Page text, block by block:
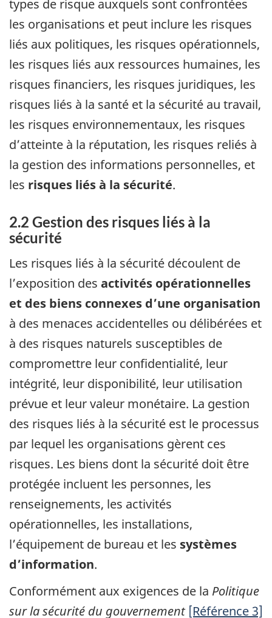
types de risque auxquels sont confrontées
les organisations et peut inclure les risques
liés aux politiques, les risques opérationnels,
les risques liés aux ressources humaines, les
risques financiers, les risques juridiques, les
risques liés à la santé et la sécurité au travail,
les risques environnementaux, les risques
d’atteinte à la réputation, les risques reliés à
la gestion des informations personnelles, et
les risques liés à la sécurité.
2.2 Gestion des risques liés à la
sécurité
Les risques liés à la sécurité découlent de
l’exposition des activités opérationnelles
et des biens connexes d’une organisation
à des menaces accidentelles ou délibérées et
à des risques naturels susceptibles de
compromettre leur confidentialité, leur
intégrité, leur disponibilité, leur utilisation
prévue et leur valeur monétaire. La gestion
des risques liés à la sécurité est le processus
par lequel les organisations gèrent ces
risques. Les biens dont la sécurité doit être
protégée incluent les personnes, les
renseignements, les activités
opérationnelles, les installations,
l’équipement de bureau et les systèmes
d’information.
Conformément aux exigences de la Politique
sur la sécurité du gouvernement [Référence 3]